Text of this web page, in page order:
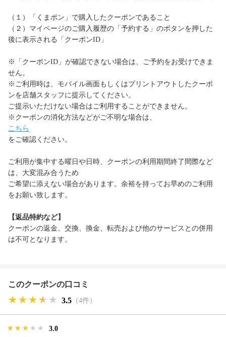
（１）「くまポン」で購入したクーポンであること
（２）マイページのご購入履歴の「予約する」のボタンを押した
後に表示される「クーポンID」
※「クーポンID」が確認できない場合は、ご予約をお受けできま
せん。
※ご利用時は、モバイル画面もしくはプリントアウトしたクーポ
ンを店舗スタッフに提示してください。
ご提示いただけない場合はご利用することができません。
※クーポンの消化方法などがご不明な場合は、
こちら
をご確認ください。
ご利用が集中する曜日や日時、クーポンの利用期間終了間際など
は、大変混み合うため
ご希望に添えない場合があります。余裕を持ってお早めのご利用
をお願い致します。
【返品特約など】
クーポンの返金、交換、換金、転売および他のサービスとの併用
は不可となります。
このクーポンの口コミ
★★★★★
★★★★★
★★★★★ 3.5 （4件）
★★★★★
★★★★★
★★★★★ 3.0